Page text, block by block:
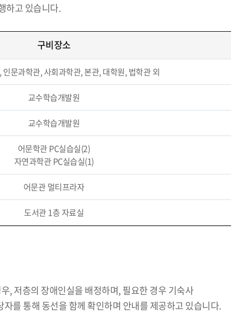
하고 있습니다.
구비장소
문과학관, 사회과학관, 본관, 대학원, 법학관 외
교수학습개발원
교수학습개발원
어문학관 PC실습실(2)
자연과학관 PC실습실(1)
어문관 멀티프라자
도서관 1층 자료실
, 저층의 장애인실을 배정하며, 필요한 경우 기숙사
를 통해 동선을 함께 확인하며 안내를 제공하고 있습니다.